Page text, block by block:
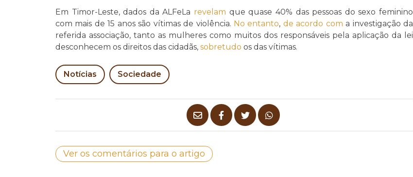
Em Timor-Leste, dados da ALFeLa revelam que quase 40% das pessoas do sexo feminino
com mais de 15 anos são vítimas de violência. No entanto, de acordo com a investigação da
referida associação, tanto as mulheres como muitos dos responsáveis pela aplicação da lei
desconhecem os direitos das cidadãs, sobretudo os das vítimas.
Notícias Sociedade
Ver os comentários para o artigo